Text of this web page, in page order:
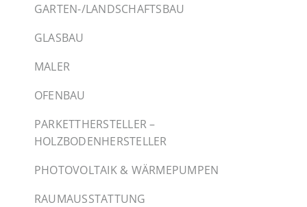
GARTEN-/LANDSCHAFTSBAU
GLASBAU
MALER
OFENBAU
PARKETTHERSTELLER –
HOLZBODENHERSTELLER
PHOTOVOLTAIK & WÄRMEPUMPEN
RAUMAUSSTATTUNG